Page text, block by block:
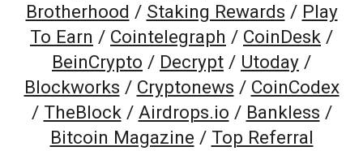
Brotherhood / Staking Rewards / Play
To Earn / Cointelegraph / CoinDesk /
BeinCrypto / Decrypt / Utoday /
Blockworks / Cryptonews / CoinCodex
/ TheBlock/ Airdrops.io / Bankless /
Bitcoin Magazine / Top Referral